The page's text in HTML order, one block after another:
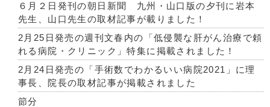
６月２日発刊の朝日新聞 九州・山口版の夕刊に岩本
先生、山口先生の取材記事が載りました！
2月25日発売の週刊文春内の「低侵襲な肝がん治療で頼
れる病院・クリニック」特集に掲載されました！
2月24日発売の「手術数でわかるいい病院2021」に理
事長、院長の取材記事が掲載されました
節分